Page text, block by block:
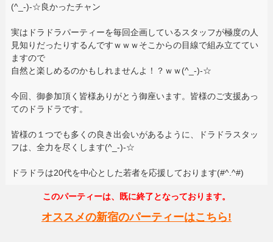
(^_-)-☆良かったチャン
実はドラドラパーティーを毎回企画しているスタッフが極度の人
見知りだったりするんですｗｗｗそこからの目線で組み立ててい
ますので
自然と楽しめるのかもしれませんよ！？ｗｗ(^_-)-☆
今回、御参加頂く皆様ありがとう御座います。皆様のご支援あっ
てのドラドラです。
皆様の１つでも多くの良き出会いがあるように、ドラドラスタッ
フは、全力を尽くします(^_-)-☆
ドラドラは20代を中心とした若者を応援しております(#^.^#)
このパーティーは、既に終了となっております。
オススメの新宿のパーティーはこちら!